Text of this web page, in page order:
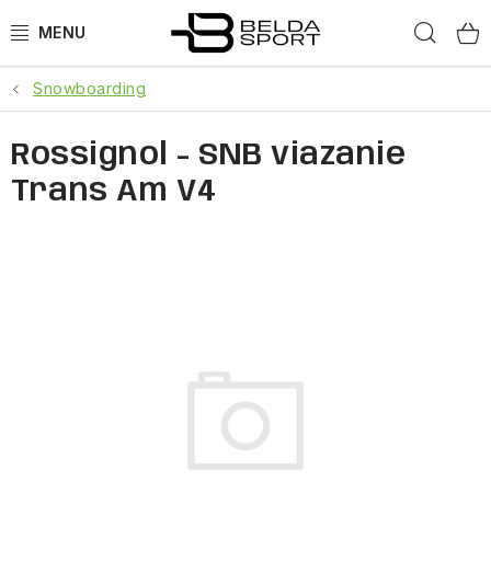
na
ŠPORTY
BEH
Snowboarding
Rossignol - SNB viazanie
Trans Am V4